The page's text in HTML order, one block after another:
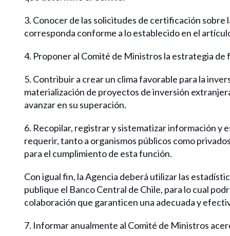
3. Conocer de las solicitudes de certificación
corresponda conforme a lo establecido en el
4. Proponer al Comité de Ministros la estrategia
5. Contribuir a crear un clima favorable para la
materialización de proyectos de inversión
avanzar en su superación.
6. Recopilar, registrar y sistematizar información y
requerir, tanto a organismos públicos como
para el cumplimiento de esta función.
Con igual fin, la Agencia deberá utilizar las
publique el Banco Central de Chile, para lo cual
colaboración que garanticen una adecuada y
7. Informar anualmente al Comité de Ministros